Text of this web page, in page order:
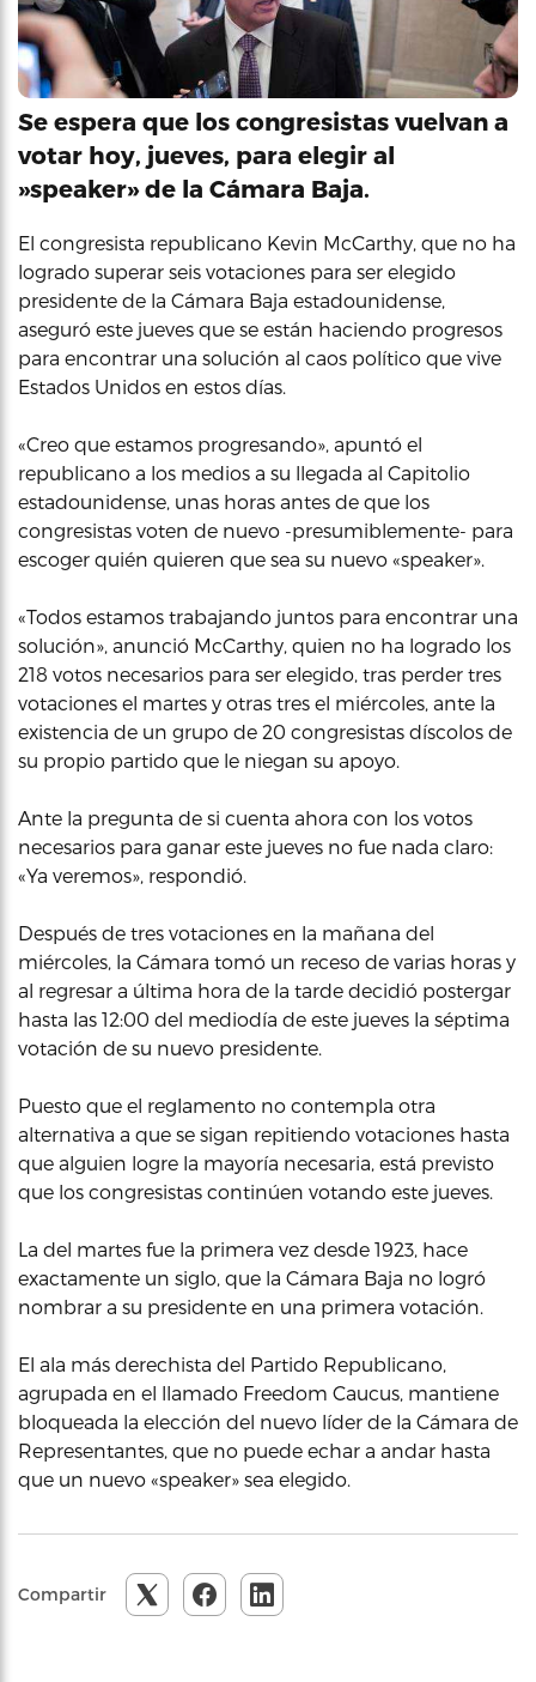
Se espera que los congresistas vuelvan a
votar hoy, jueves, para elegir al
»speaker» de la Cámara Baja.
El congresista republicano Kevin McCarthy, que no ha
logrado superar seis votaciones para ser elegido
presidente de la Cámara Baja estadounidense,
aseguró este jueves que se están haciendo progresos
para encontrar una solución al caos político que vive
Estados Unidos en estos días.
«Creo que estamos progresando», apuntó el
republicano a los medios a su llegada al Capitolio
estadounidense, unas horas antes de que los
congresistas voten de nuevo -presumiblemente- para
escoger quién quieren que sea su nuevo «speaker».
«Todos estamos trabajando juntos para encontrar una
solución», anunció McCarthy, quien no ha logrado los
218 votos necesarios para ser elegido, tras perder tres
votaciones el martes y otras tres el miércoles, ante la
existencia de un grupo de 20 congresistas díscolos de
su propio partido que le niegan su apoyo.
Ante la pregunta de si cuenta ahora con los votos
necesarios para ganar este jueves no fue nada claro:
«Ya veremos», respondió.
Después de tres votaciones en la mañana del
miércoles, la Cámara tomó un receso de varias horas y
al regresar a última hora de la tarde decidió postergar
hasta las 12:00 del mediodía de este jueves la séptima
votación de su nuevo presidente.
Puesto que el reglamento no contempla otra
alternativa a que se sigan repitiendo votaciones hasta
que alguien logre la mayoría necesaria, está previsto
que los congresistas continúen votando este jueves.
La del martes fue la primera vez desde 1923, hace
exactamente un siglo, que la Cámara Baja no logró
nombrar a su presidente en una primera votación.
El ala más derechista del Partido Republicano,
agrupada en el llamado Freedom Caucus, mantiene
bloqueada la elección del nuevo líder de la Cámara de
Representantes, que no puede echar a andar hasta
que un nuevo «speaker» sea elegido.
Compartir